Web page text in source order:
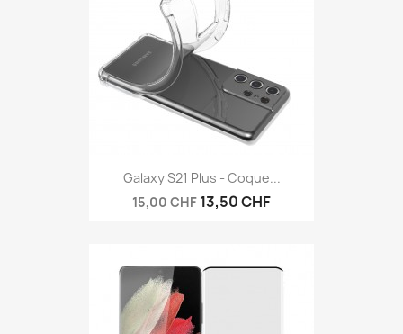
Galaxy S21 Plus - Coque...
15,00 CHF 13,50 CHF